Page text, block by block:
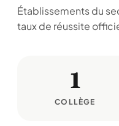
Établissements du
taux de réussite
1
COLLÈGE